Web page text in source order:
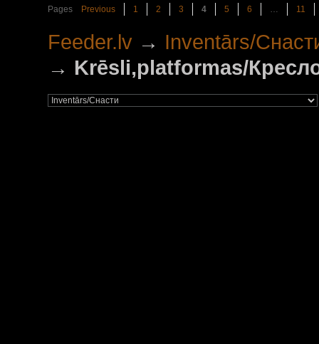
Pages Previous 1 2 3 4 5 6 … 11
Feeder.lv → Inventārs/
→ Krēsli,platformas/